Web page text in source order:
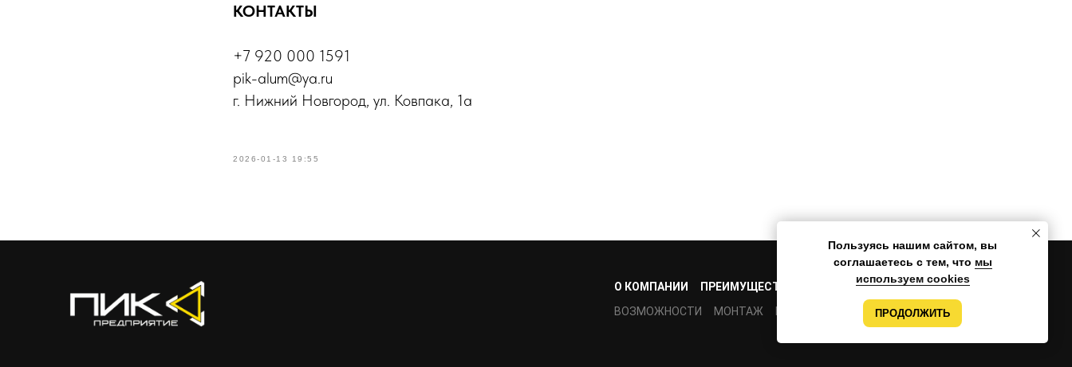
КОНТАКТЫ
+7 920 000 1591
pik-alum@ya.ru
г. Нижний Новгород, ул. Ковпака, 1а
2026-01-13 19:55
О КОМПАНИИ ПРЕИМУЩЕСТВА ПРОЕКТЫ КОМАНДА
КОНТАКТЫ
ВОЗМОЖНОСТИ
МОНТАЖ
Пользуясь нашим сайтом, вы
соглашаетесь с тем, что мы
используем cookies
ПРОДОЛЖИТЬ